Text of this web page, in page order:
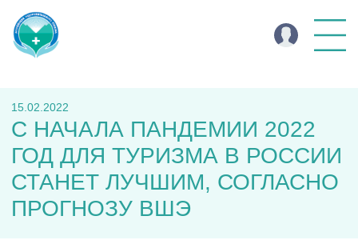
15.02.2022
C НАЧАЛА ПАНДЕМИИ 2022
ГОД ДЛЯ ТУРИЗМА В РОССИИ
СТАНЕТ ЛУЧШИМ, СОГЛАСНО
ПРОГНОЗУ ВШЭ